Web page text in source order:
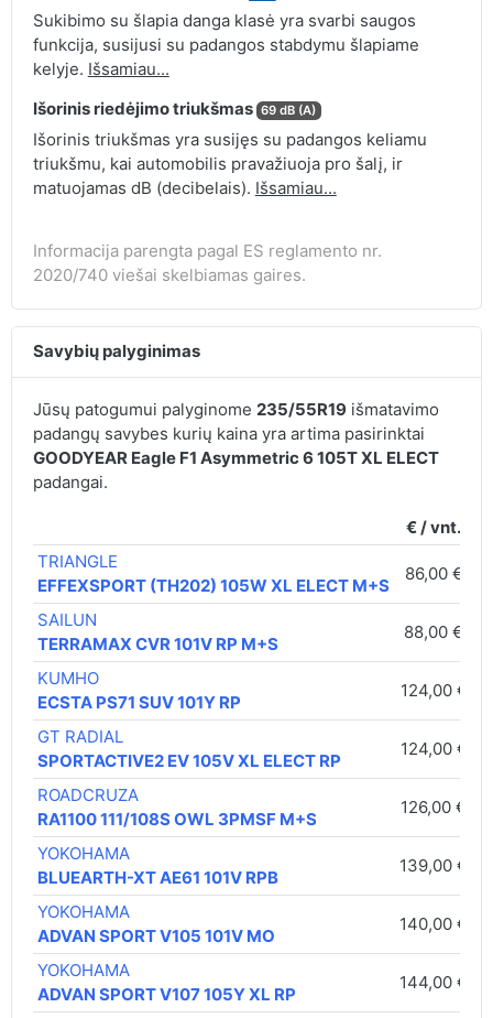
Sukibimo su šlapia danga klasė yra svarbi saugos
funkcija, susijusi su padangos stabdymu šlapiame
kelyje. Išsamiau...
Išorinis riedėjimo triukšmas 69 dB (A)
Išorinis triukšmas yra susijęs su padangos keliamu
triukšmu, kai automobilis pravažiuoja pro šalį, ir
matuojamas dB (decibelais). Išsamiau...
Informacija parengta pagal ES reglamento nr.
2020/740 viešai skelbiamas gaires.
Savybių palyginimas
Jūsų patogumui palyginome 235/55R19išmatavimo
padangų savybes kurių kaina yra artima pasirinktai
GOODYEAR Eagle F1 Asymmetric 6 105T XL ELECT
padangai.
€ / vnt.
TRIANGLE
EFFEXSPORT (TH202) 105W XL ELECT M+S
86,00 €
SAILUN
TERRAMAX CVR 101V RP M+S
88,00 €
KUMHO
ECSTA PS71 SUV 101Y RP
124,00 €
GT RADIAL
SPORTACTIVE2 EV 105V XL ELECT RP
124,00 €
ROADCRUZA
RA1100 111/108S OWL 3PMSF M+S
126,00 €
YOKOHAMA
BLUEARTH-XT AE61 101V RPB
139,00 €
YOKOHAMA
ADVAN SPORT V105 101V MO
140,00 €
YOKOHAMA
ADVAN SPORT V107 105Y XL RP
144,00 €